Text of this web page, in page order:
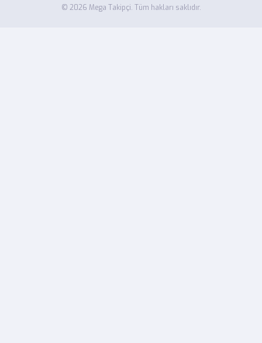
© 2026 Mega Takipçi. Tüm hakları saklıdır.